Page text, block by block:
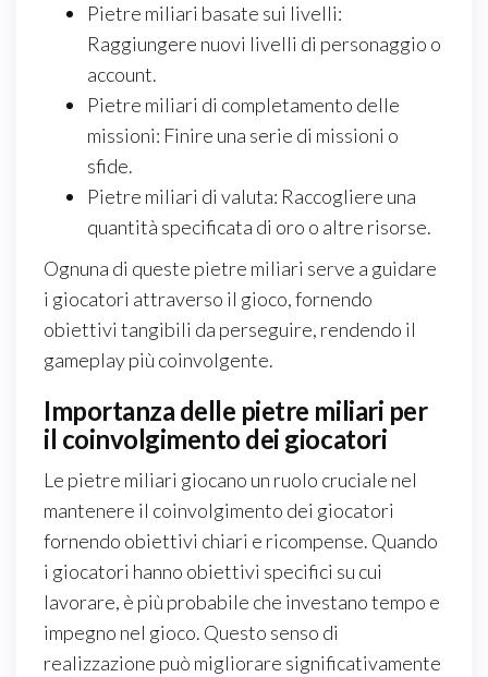
Pietre miliari basate sui livelli:
Raggiungere nuovi livelli di personaggio o
account.
Pietre miliari di completamento delle
missioni: Finire una serie di missioni o
sfide.
Pietre miliari di valuta: Raccogliere una
quantità specificata di oro o altre risorse.
Ognuna di queste pietre miliari serve a guidare
i giocatori attraverso il gioco, fornendo
obiettivi tangibili da perseguire, rendendo il
gameplay più coinvolgente.
Importanza delle pietre miliari per
il coinvolgimento dei giocatori
Le pietre miliari giocano un ruolo cruciale nel
mantenere il coinvolgimento dei giocatori
fornendo obiettivi chiari e ricompense. Quando
i giocatori hanno obiettivi specifici su cui
lavorare, è più probabile che investano tempo e
impegno nel gioco. Questo senso di
realizzazione può migliorare significativamente